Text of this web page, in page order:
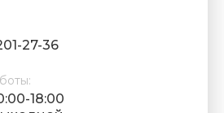
27-36
18:00